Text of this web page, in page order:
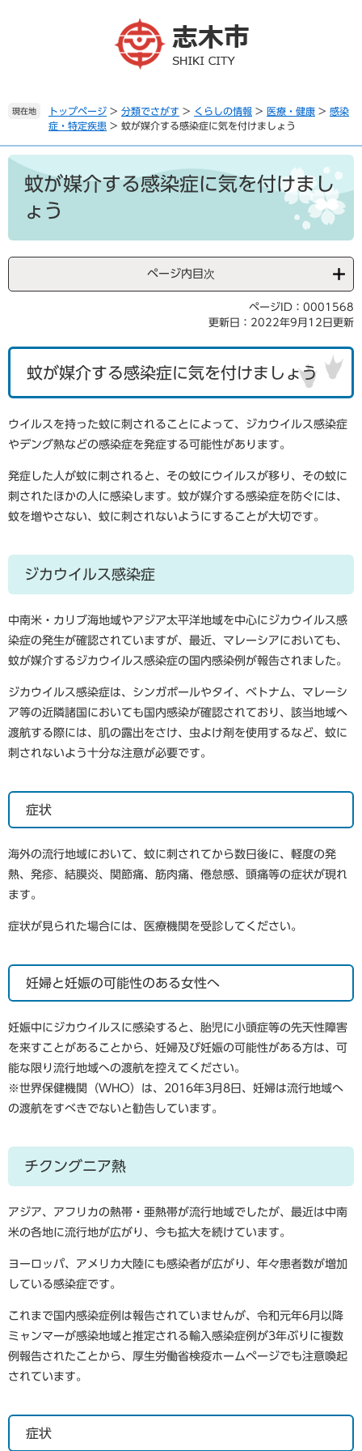
。
て
本
現在地 トップページ > 分類でさがす > くらしの情報 > 医療・健康 > 感染
症・特定疾患 > 蚊が媒介する感染症に気を付けましょう
本
蚊が媒介する感染症に気を付けまし
ょう
ページ内目次
ページID：0001568
更新日：2022年9月12日更新
蚊が媒介する感染症に気を付けましょう
ウイルスを持った蚊に刺されることによって、ジカウイルス感染症
やデング熱などの感染症を発症する可能性があります。
発症した人が蚊に刺されると、その蚊にウイルスが移り、その蚊に
刺されたほかの人に感染します。蚊が媒介する感染症を防ぐには、
蚊を増やさない、蚊に刺されないようにすることが大切です。
ジカウイルス感染症
中南米・カリブ海地域やアジア太平洋地域を中心にジカウイルス感
染症の発生が確認されていますが、最近、マレーシアにおいても、
蚊が媒介するジカウイルス感染症の国内感染例が報告されました。
ジカウイルス感染症は、シンガポールやタイ、ベトナム、マレーシ
ア等の近隣諸国においても国内感染が確認されており、該当地域へ
渡航する際には、肌の露出をさけ、虫よけ剤を使用するなど、蚊に
刺されないよう十分な注意が必要です。
症状
海外の流行地域において、蚊に刺されてから数日後に、軽度の発
熱、発疹、結膜炎、関節痛、筋肉痛、倦怠感、頭痛等の症状が現れ
ます。
症状が見られた場合には、医療機関を受診してください。
妊婦と妊娠の可能性のある女性へ
妊娠中にジカウイルスに感染すると、胎児に小頭症等の先天性障害
を来すことがあることから、妊婦及び妊娠の可能性がある方は、可
能な限り流行地域への渡航を控えてください。
※世界保健機関（WHO）は、2016年3月8日、妊婦は流行地域へ
の渡航をすべきでないと勧告しています。
チクングニア熱
アジア、アフリカの熱帯・亜熱帯が流行地域でしたが、最近は中南
米の各地に流行地が広がり、今も拡大を続けています。
ヨーロッパ、アメリカ大陸にも感染者が広がり、年々患者数が増加
している感染症です。
これまで国内感染症例は報告されていませんが、令和元年6月以降
ミャンマーが感染地域と推定される輸入感染症例が3年ぶりに複数
例報告されたことから、厚生労働省検疫ホームページでも注意喚起
されています。
症状